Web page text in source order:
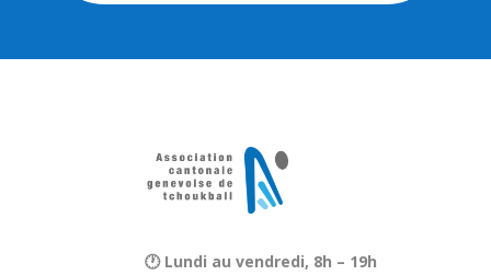
🕐 Lundi au vendredi, 8h – 19h